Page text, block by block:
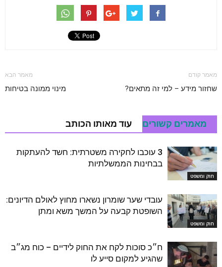
מאמר קודם
שחזור מידע – למי זה מתאים?
מאמר הבא
מינוי ממונה בטיחות
מאמרים קשורים עוד מאותו הכותב
חוק ומשפט
3 עוכבו לחקירה משטרתית: חשד להעתקות
בבחינות הממשלתיות
חוק ומשפט
עובדי שער שומרון נשארו מחוץ לאולם הדיונים:
השופטת קבעה על המשך משא ומתן
ח״כ סוכות לקח את החוק לידיים – כוח מג״ב
שהגיע למקום סייע לו